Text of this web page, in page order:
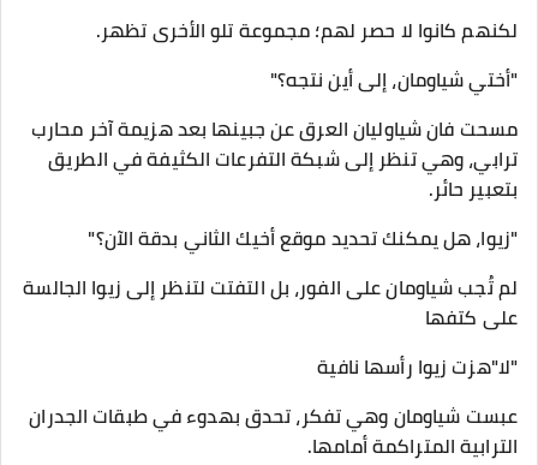
لكنهم كانوا لا حصر لهم؛ مجموعة تلو الأخرى تظهر.
"أختي شياومان، إلى أين نتجه؟"
مسحت فان شياوليان العرق عن جبينها بعد هزيمة آخر محارب
ترابي، وهي تنظر إلى شبكة التفرعات الكثيفة في الطريق
بتعبير حائر.
"زيوا، هل يمكنك تحديد موقع أخيك الثاني بدقة الآن؟"
لم تُجب شياومان على الفور، بل التفتت لتنظر إلى زيوا الجالسة
على كتفها
"لا"هزت زيوا رأسها نافية
عبست شياومان وهي تفكر، تحدق بهدوء في طبقات الجدران
الترابية المتراكمة أمامها.